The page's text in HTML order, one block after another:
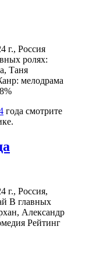
г., Россия
ролях:
Таня
мелодрама
года смотрите
г., Россия,
В главных
Александр
Рейтинг